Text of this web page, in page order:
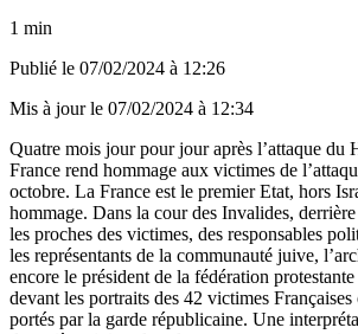
1 min
Publié le 07/02/2024 à 12:26
Mis à jour le 07/02/2024 à 12:34
Quatre mois jour pour jour après l’attaque du
France rend hommage aux victimes de
octobre. La France est le premier Etat, hors
hommage. Dans la cour des Invalides,
les proches des victimes, des responsables
les représentants de la communauté juive,
encore le président de la fédération
devant les portraits des 42 victimes
portés par la garde républicaine. Une